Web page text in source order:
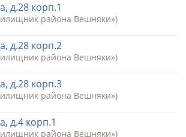
д.28 корп.1
района Вешняки»)
д.28 корп.2
района Вешняки»)
д.28 корп.3
района Вешняки»)
д.4 корп.1
района Вешняки»)